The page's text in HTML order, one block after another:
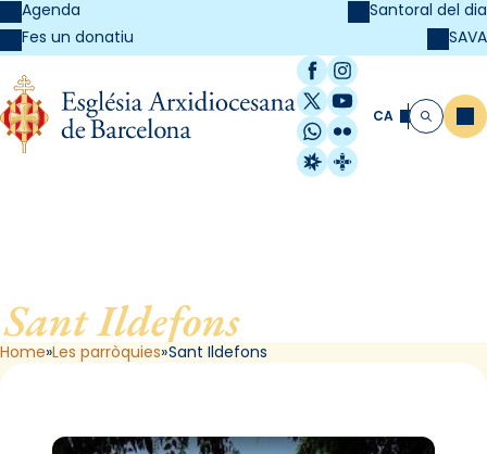
Agenda
Fes un donatiu
Santoral del dia
SAVA
Facebook
Instagram
X / Twitter
YouTube
WhatsApp
Flickr
Radio Estel
Catalunya
CA Cerca
Sant Ildefons, de Barcelona
Home Les parròquies Sant Ildefons